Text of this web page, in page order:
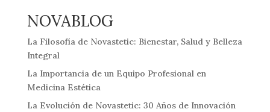
NOVABLOG
La Filosofía de Novastetic: Bienestar, Salud y Belleza
Integral
La Importancia de un Equipo Profesional en
Medicina Estética
La Evolución de Novastetic: 30 Años de Innovación